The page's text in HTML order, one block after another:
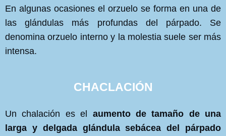
En algunas ocasiones el orzuelo se forma en una de
las glándulas más profundas del párpado. Se
denomina orzuelo interno y la molestia suele ser más
intensa.
CHACLACIÓN
Un chalación es el aumento de tamaño de una
larga y delgada glándula sebácea del párpado